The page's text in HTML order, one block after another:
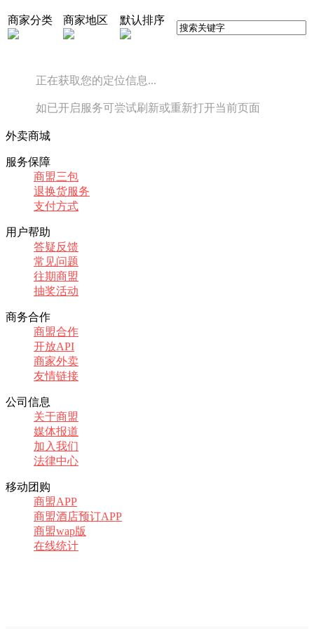
商家分类 商家地区 默认排序
正在获取您的定位信息...
如已开启服务可尝试刷新或重新打开当前页面
外卖商城
服务保障
商盟三包
退换货服务
支付方式
用户帮助
答疑反馈
常见问题
往期商盟
抽奖活动
商务合作
商盟合作
开放API
商家外卖
友情链接
公司信息
关于商盟
媒体报道
加入我们
法律中心
移动团购
商盟APP
商盟酒店预订APP
商盟wap版
在线统计